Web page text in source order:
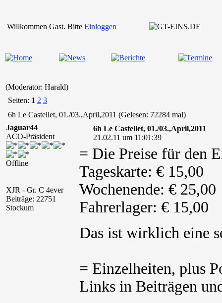
Willkommen Gast. Bitte Einloggen
(Moderator: Harald)
Seiten: 1 2 3
6h Le Castellet, 01./03.,April,2011 (Gelesen: 72284 mal)
Jaguar44
ACO-Präsident
Offline
XJR - Gr. C 4ever
Beiträge: 22751
Stockum
6h Le Castellet, 01./03.,April,2011
21.02.11 um 11:01:39
= Die Preise für den
Tageskarte: € 15,00
Wochenende: € 25,00
Fahrerlager: € 15,00
Das ist wirklich eine
= Einzelheiten, plus
Links in Beiträgen